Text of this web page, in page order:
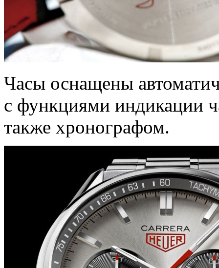
Часы оснащены
с функциями индикации
также хронографом.